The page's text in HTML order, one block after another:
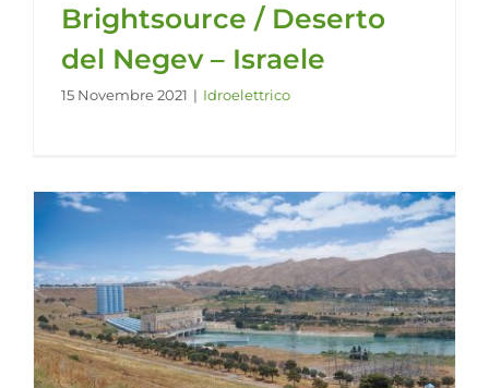
Brightsource / Deserto
del Negev – Israele
15 Novembre 2021 | Idroelettrico